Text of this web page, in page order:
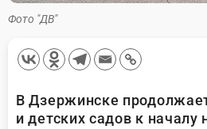
Фото "ДВ"
В Дзержинске
и детских садов к началу